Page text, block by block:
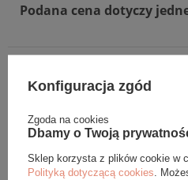
Podana cena dotyczy
GWARANCJA
Konfiguracja zgód
Zgoda na cookies
Dbamy o Twoją
Sklep korzysta z plików cookie w
Polityką dotyczącą cookies .